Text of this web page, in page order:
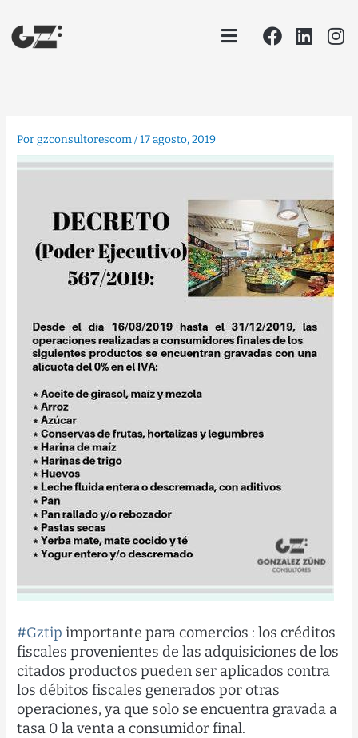
contenido
Menu Facebook
Porgzconsultorescom/17 agosto, 2019
#Gztip importante para comercios : los créditos
fiscales provenientes de las adquisiciones de los
citados productos pueden ser aplicados contra
los débitos fiscales generados por otras
operaciones, ya que solo se encuentra gravada a
tasa 0 la venta a consumidor final.